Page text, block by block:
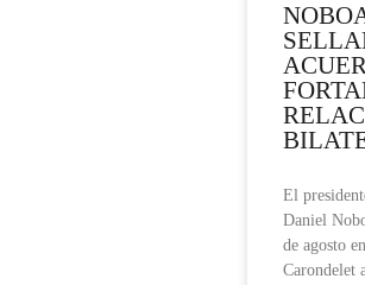
El
Daniel
de agosto
Carondelet